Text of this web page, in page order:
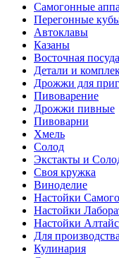
Самогонные
Перегонные
Автоклавы
Казаны
Восточная посуда
Детали и
Дрожжи для
Пивоварение
Дрожжи пивные
Пивоварни
Хмель
Солод
Экстакты и
Своя кружка
Виноделие
Настойки
Настойки
Настойки
Для
Кулинария